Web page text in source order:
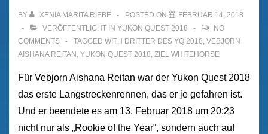
Platz
sieben
BY XENIA MARITA RIEBE POSTED ON
FEBRUAR 14, 2018
VERÖFFENTLICHT IN YUKON QUEST 2018
NO
COMMENTS
TAGGED WITH DRITTER DES YQ 2018, VEBJORN
AISHANA REITAN , YUKON QUEST 2018, ZIEL WHITEHORSE
Für Vebjorn Aishana Reitan war der Yukon Quest 2018
das erste Langstreckenrennen, das er je gefahren ist.
Und er beendete es am 13. Februar 2018 um 20:23
nicht nur als „Rookie of the Year“, sondern auch auf